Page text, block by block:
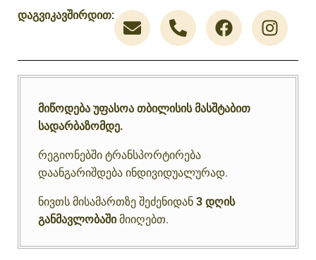
დაგვიკავშირდით:
მიწოდება უფასოა თბილისის მასშტაბით
სადარბაზომდე.
რეგიონებში ტრანსპორტირება
დაანგარიშდება ინდივიდუალურად.
ნივთს მისამართზე შეძენიდან 3 დღის
განმავლობაშიმიიღებთ.